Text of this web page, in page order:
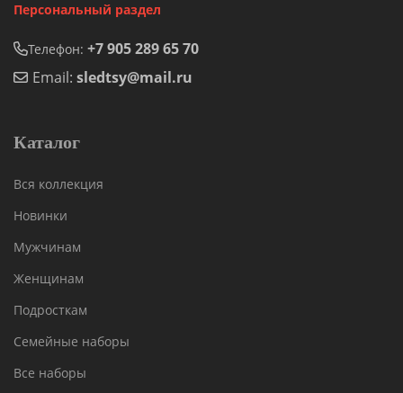
Персональный раздел
Телефон: +7 905 289 65 70
Email: sledtsy@mail.ru
Каталог
Вся коллекция
Новинки
Мужчинам
Женщинам
Подросткам
Семейные наборы
Все наборы